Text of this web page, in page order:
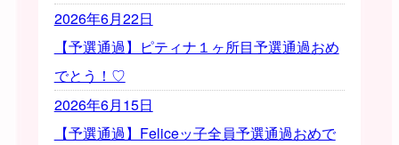
2026年6月22日
【予選通過】ピティナ１ヶ所目予選通過おめ
でとう！♡
2026年6月15日
【予選通過】Feliceッ子全員予選通過おめで